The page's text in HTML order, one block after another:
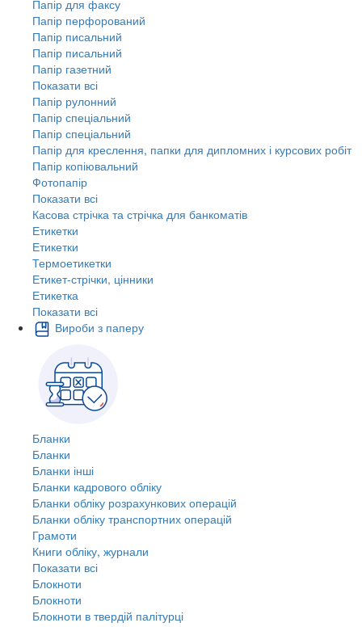
Папір для факсу
Папір перфорований
Папір писальний
Папір писальний
Папір газетний
Показати всі
Папір рулонний
Папір спеціальний
Папір спеціальний
Папір для креслення, папки для дипломних і курсових робіт
Папір копіювальний
Фотопапір
Показати всі
Касова стрічка та стрічка для банкоматів
Етикетки
Етикетки
Термоетикетки
Етикет-стрічки, цінники
Етикетка
Показати всі
Вироби з паперу
Бланки
Бланки
Бланки інші
Бланки кадрового обліку
Бланки обліку розрахункових операцій
Бланки обліку транспортних операцій
Грамоти
Книги обліку, журнали
Показати всі
Блокноти
Блокноти
Блокноти в твердій палітурці